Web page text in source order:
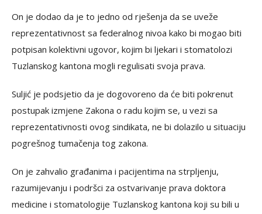
On je dodao da je to jedno od rješenja da se uveže
reprezentativnost sa federalnog nivoa kako bi mogao biti
potpisan kolektivni ugovor, kojim bi ljekari i stomatolozi
Tuzlanskog kantona mogli regulisati svoja prava.
Suljić je podsjetio da je dogovoreno da će biti pokrenut
postupak izmjene Zakona o radu kojim se, u vezi sa
reprezentativnosti ovog sindikata, ne bi dolazilo u situaciju
pogrešnog tumačenja tog zakona.
On je zahvalio građanima i pacijentima na strpljenju,
razumijevanju i podršci za ostvarivanje prava doktora
medicine i stomatologije Tuzlanskog kantona koji su bili u